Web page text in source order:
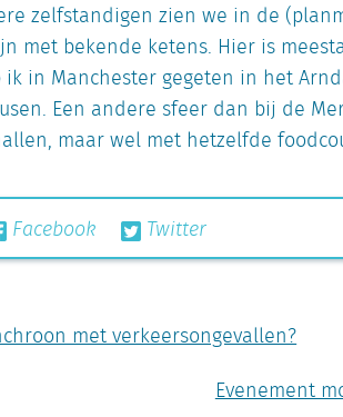
zelfstandigen zien we in de
met bekende ketens. Hier is
in Manchester gegeten in het
Een andere sfeer dan bij de
maar wel met hetzelfde
Facebook Twitter
met verkeersongevallen?
Evenement